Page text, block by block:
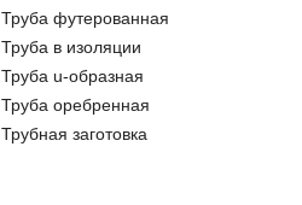
Труба футерованная
Труба в изоляции
Труба u-образная
Труба оребренная
Трубная заготовка